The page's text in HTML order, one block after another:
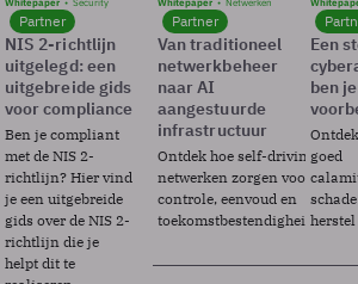
Whitepaper Security
Partner
NIS 2-richtlijn
uitgelegd: een
uitgebreide gids
voor compliance
Ben je compliant
met de NIS 2-
richtlijn? Hier vind
je een uitgebreide
gids over de NIS 2-
richtlijn die je
helpt dit te
Whitepaper Netwerken
Partner
Van traditioneel
netwerkbeheer
naar AI
aangestuurde
infrastructuur
Ontdek hoe self-driving
netwerken zorgen voor
controle, eenvoud en
toekomstbestendigheid.
Een
ben je
goed